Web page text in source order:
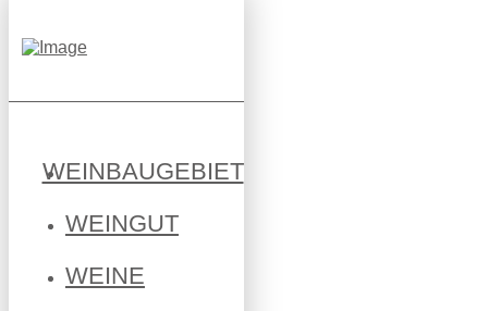
WEINBAUGEBIET
WEINGUT
WEINE